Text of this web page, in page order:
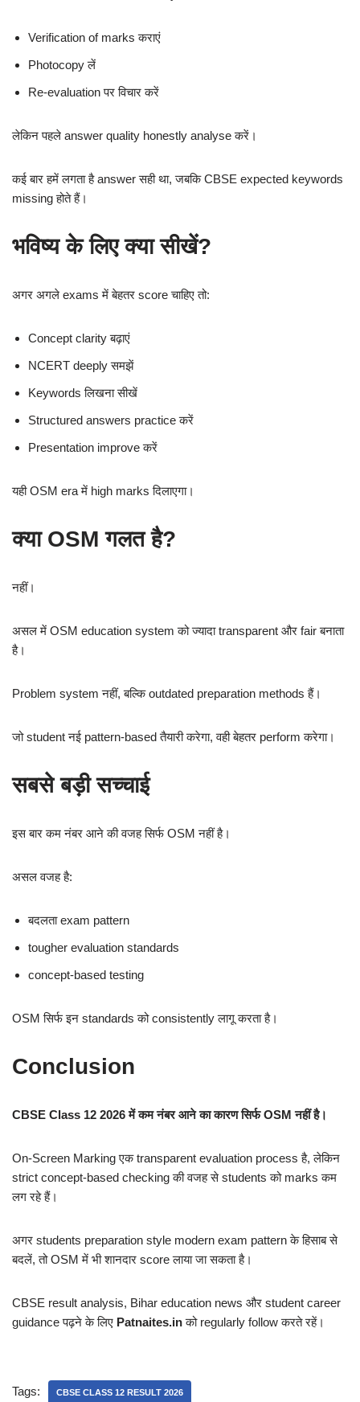
Verification of marks कराएं
Photocopy लें
Re-evaluation पर विचार करें
लेकिन पहले answer quality honestly analyse करें।
कई बार हमें लगता है answer सही था, जबकि CBSE expected keywords
missing होते हैं।
भविष्य के लिए क्या सीखें?
अगर अगले exams में बेहतर score चाहिए तो:
Concept clarity बढ़ाएं
NCERT deeply समझें
Keywords लिखना सीखें
Structured answers practice करें
Presentation improve करें
यही OSM era में high marks दिलाएगा।
क्या OSM गलत है?
नहीं।
असल में OSM education system को ज्यादा transparent और fair बनाता
है।
Problem system नहीं, बल्कि outdated preparation methods हैं।
जो student नई pattern-based तैयारी करेगा, वही बेहतर perform करेगा।
सबसे बड़ी सच्चाई
इस बार कम नंबर आने की वजह सिर्फ OSM नहीं है।
असल वजह है:
बदलता exam pattern
tougher evaluation standards
concept-based testing
OSM सिर्फ इन standards को consistently लागू करता है।
Conclusion
CBSE Class 12 2026 में कम नंबर आने का कारण सिर्फ OSM नहीं है।
On-Screen Marking एक transparent evaluation process है, लेकिन
strict concept-based checking की वजह से students को marks कम
लग रहे हैं।
अगर students preparation style modern exam pattern के हिसाब से
बदलें, तो OSM में भी शानदार score लाया जा सकता है।
CBSE result analysis, Bihar education news और student career
guidance पढ़ने के लिए Patnaites.inको regularly follow करते रहें।
Tags: CBSE CLASS 12 RESULT 2026